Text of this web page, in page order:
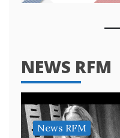
NEWS RFM
News RFM